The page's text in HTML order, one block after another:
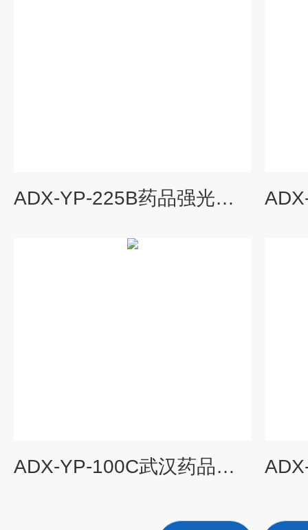
ADX-YP-225B药品强光稳定性试验箱厂家
ADX-YP-100C武汉药品强光稳定性试验箱